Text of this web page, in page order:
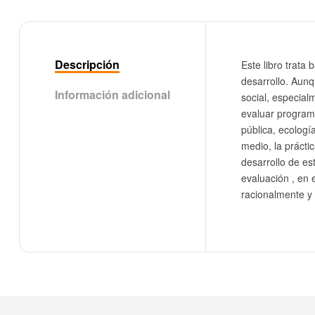
Descripción
Información adicional
Este libro trata
desarrollo.
social,
evaluar
pública,
medio, la
desarrollo de
evaluación , en
racionalmente